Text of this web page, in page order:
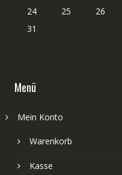
24
25 26
31
Menü
Mein Konto
Warenkorb
Kasse